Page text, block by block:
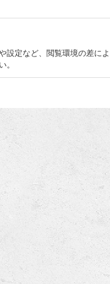
設定など、閲覧環境の差によ
。